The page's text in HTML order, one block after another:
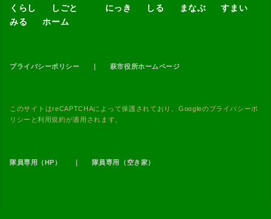
くらし
しごと にっき しる まなぶ
すまい
みる
ホーム
プライバシーポリシー 萩市役所ホームページ
このサイトはreCAPTCHAによって保護されており、Googleのプライバシーポ
リシー と利用規約が適用されます。
隊員専用（HP） 隊員専用（空き家）